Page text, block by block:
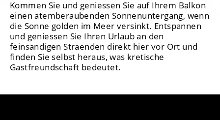
Kommen Sie und geniessen Sie auf Ihrem Balkon
einen atemberaubenden Sonnenuntergang, wenn
die Sonne golden im Meer versinkt. Entspannen
und geniessen Sie Ihren Urlaub an den
feinsandigen Straenden direkt hier vor Ort und
finden Sie selbst heraus, was kretische
Gastfreundschaft bedeutet.